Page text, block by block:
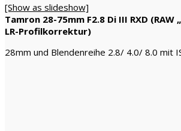
[Show as slideshow]
Tamron 28-75mm F2.8 Di III RXD (RAW
LR-Profilkorrektur)
28mm und Blendenreihe 2.8/ 4.0/ 8.0 mit